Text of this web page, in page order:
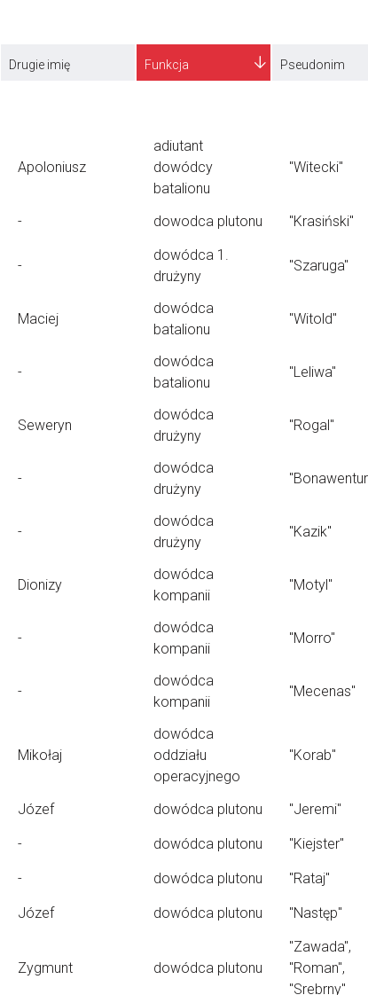
Drugie imię Funkcja Pseudonim
Apoloniusz
adiutant
dowódcy
batalionu
"Witecki"
- dowodca plutonu "Krasiński"
-
dowódca 1.
drużyny
"Szaruga"
Maciej
dowódca
batalionu
"Witold"
-
dowódca
batalionu
"Leliwa"
Seweryn
dowódca
drużyny
"Rogal"
-
dowódca
drużyny
-
dowódca
drużyny
"Kazik"
Dionizy
dowódca
kompanii
"Motyl"
-
dowódca
kompanii
"Morro"
-
dowódca
kompanii
"Mecenas"
Mikołaj
dowódca
oddziału
operacyjnego
"Korab"
Józef dowódca plutonu "Jeremi"
- dowódca plutonu "Kiejster"
- dowódca plutonu "Rataj"
Józef dowódca plutonu "Następ"
Zygmunt dowódca plutonu
"Zawada",
"Roman",
"Srebrny"